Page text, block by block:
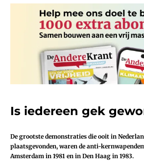
Is iedereen gek
De grootste demonstraties die ooit in
plaatsgevonden, waren de anti-
Amsterdam in 1981 en in Den Haag in 1983.